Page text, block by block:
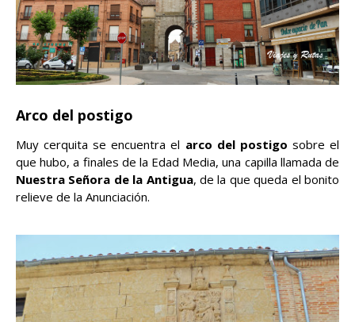
Arco del postigo
Muy cerquita se encuentra el arco del postigo sobre el
que hubo, a finales de la Edad Media, una capilla llamada de
Nuestra Señora de la Antigua, de la que queda el bonito
relieve de la Anunciación.